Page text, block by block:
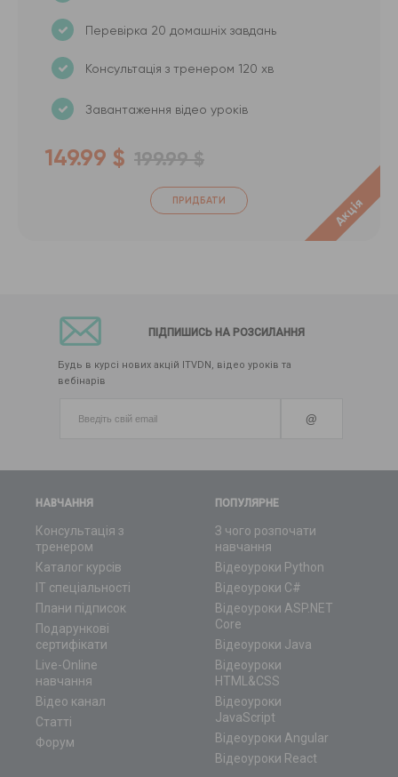
Перевірка 20 домашніх завдань
Консультація з тренером 120 хв
Завантаження відео уроків
149.99 $ 199.99 $
ПРИДБАТИ Акція
НАВЧАННЯ
Консультація з
тренером
Каталог курсів
ІТ спеціальності
Плани підписок
Подарункові
сертифікати
Live-Online
навчання
Відео канал
Статті
Форум
ПОПУЛЯРНЕ
З чого розпочати
навчання
Відеоуроки Python
Відеоуроки C#
Відеоуроки ASP.NET
Core
Відеоуроки Java
Відеоуроки
HTML&CSS
Відеоуроки
JavaScript
Відеоуроки Angular
Відеоуроки React
ПІДПИШИСЬ НА РОЗСИЛАННЯ
Будь в курсі нових акцій ITVDN, відео уроків та
вебінарів
@